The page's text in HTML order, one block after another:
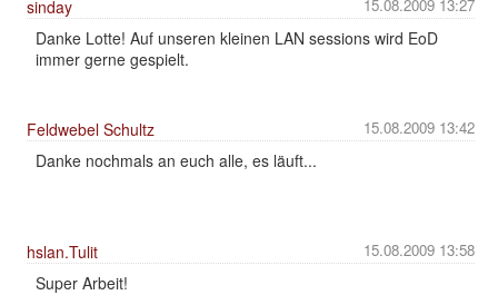
15.08.2009 13:27
sinday
Danke Lotte! Auf unseren kleinen LAN sessions wird EoD
immer gerne gespielt.
15.08.2009 13:42
Feldwebel Schultz
Danke nochmals an euch alle, es läuft...
15.08.2009 13:58
hslan.Tulit
Super Arbeit!